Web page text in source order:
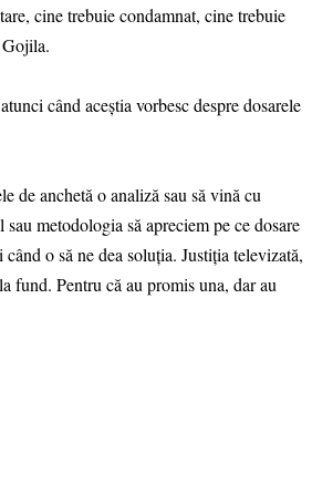
cine trebuie condamnat, cine trebuie
când aceștia vorbesc despre dosarele
de anchetă o analiză sau să vină cu
metodologia să apreciem pe ce dosare
o să ne dea soluția. Justiția televizată,
fund. Pentru că au promis una, dar au